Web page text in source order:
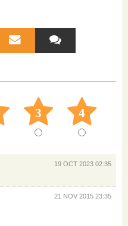
3 4
19 OCT 2023 02:35
21 NOV 2015 23:35